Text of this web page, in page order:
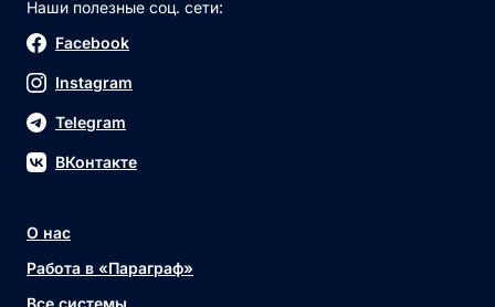
Наши полезные соц. сети:
Facebook
Instagram
Telegram
ВКонтакте
О нас
Работа в «Параграф»
Все системы